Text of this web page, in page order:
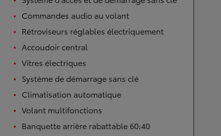
Commandes audio au volant
Rétroviseurs réglables électriquement
Accoudoir central
Vitres électriques
Système de démarrage sans clé
Climatisation automatique
Volant multifonctions
Banquette arrière rabattable 60:40